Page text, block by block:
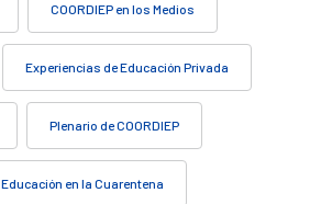
COORDIEP en los Medios
Experiencias de Educación Privada
Plenario de COORDIEP
Educación en la Cuarentena